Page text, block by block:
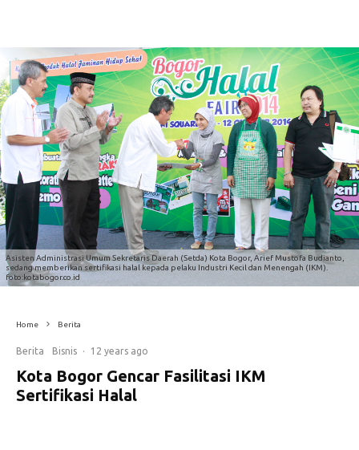
Asisten Administrasi Umum Sekretaris Daerah (Setda) Kota Bogor, Arief Mustofa Budianto,
sedang memberikan sertifikasi halal kepada pelaku Industri Kecil dan Menengah (IKM).
foto:kotabogor.co.id
Home Berita
Berita Bisnis · 12 years ago
Kota Bogor Gencar Fasilitasi IKM
Sertifikasi Halal